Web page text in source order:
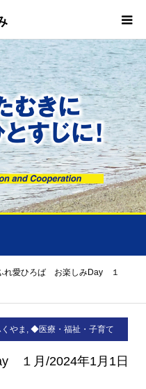
れ愛ひろば お楽しみDay １
やま , ◆医療・福祉・子育て
１月/2024年1月1日